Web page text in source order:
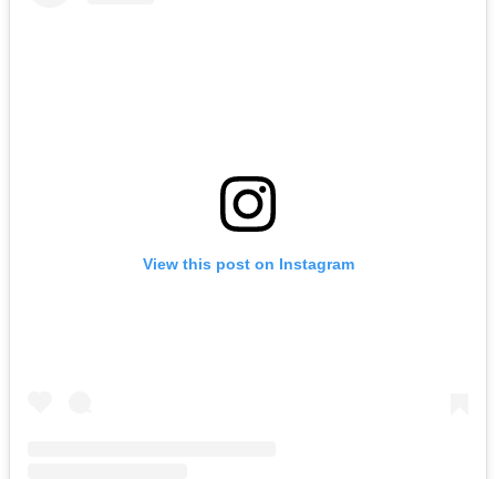
View this post on Instagram